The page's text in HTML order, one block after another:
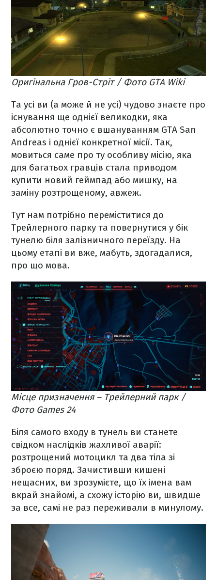
Оригінальна Гров-Стріт / Фото GTA Wiki
Та усі ви (а може й не усі) чудово знаєте про
існування ще однієї великодки, яка
абсолютно точно є вшануванням GTA San
Andreas і однієї конкретної місії. Так,
мовиться саме про ту особливу місію, яка
для багатьох гравців стала приводом
купити новий геймпад або мишку, на
заміну розтрощеному, авжеж.
Тут нам потрібно переміститися до
Трейлерного парку та повернутися у бік
тунелю біля залізничного переїзду. На
цьому етапі ви вже, мабуть, здогадалися,
про що мова.
Місце призначення – Трейлерний парк /
Фото Games 24
Біля самого входу в тунель ви станете
свідком наслідків жахливої аварії:
розтрощений мотоцикл та два тіла зі
зброєю поряд. Зачистивши кишені
нещасних, ви зрозумієте, що їх імена вам
вкрай знайомі, а схожу історію ви, швидше
за все, самі не раз переживали в минулому.